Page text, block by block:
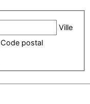
Ville
Code postal